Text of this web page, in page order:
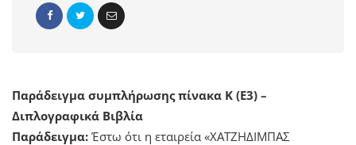
Παράδειγμα συμπλήρωσης πίνακα Κ (Ε3) –
Διπλογραφικά Βιβλία
Παράδειγμα: Έστω ότι η εταιρεία «ΧΑΤΖΗΔΙΜΠΑΣ